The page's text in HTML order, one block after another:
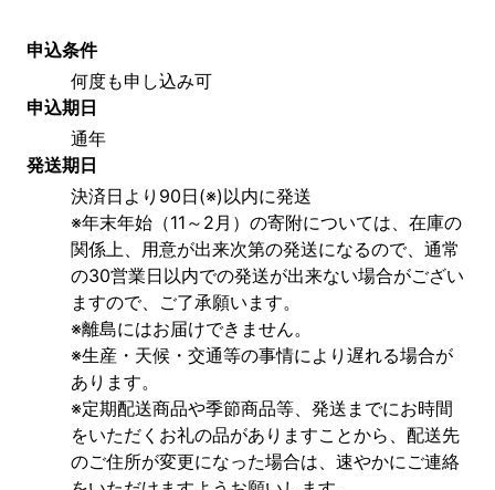
申込条件
何度も申し込み可
申込期日
通年
発送期日
決済日より90日(※)以内に発送
※年末年始（11～2月）の寄附については、在庫の
関係上、用意が出来次第の発送になるので、通常
の30営業日以内での発送が出来ない場合がござい
ますので、ご了承願います。
※離島にはお届けできません。
※生産・天候・交通等の事情により遅れる場合が
あります。
※定期配送商品や季節商品等、発送までにお時間
をいただくお礼の品がありますことから、配送先
のご住所が変更になった場合は、速やかにご連絡